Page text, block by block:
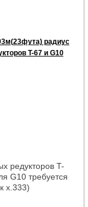
радиус
T-67 и G10
редукторов T-
G10 требуется
x.333)